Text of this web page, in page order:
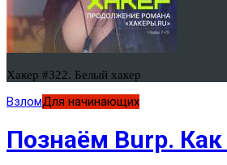
Хакер #322. Белый хакер
ВзломДля начинающих
Познаём Burp.